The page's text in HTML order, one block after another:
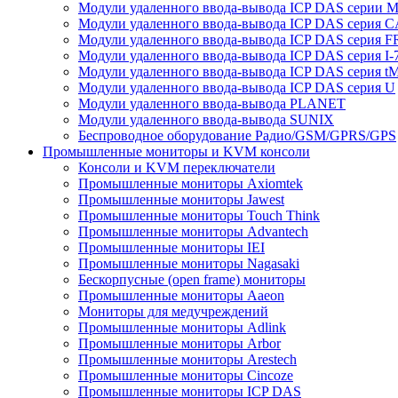
Модули удаленного ввода-вывода ICP DAS серии M
Модули удаленного ввода-вывода ICP DAS серия
Модули удаленного ввода-вывода ICP DAS серия
Модули удаленного ввода-вывода ICP DAS серия I-
Модули удаленного ввода-вывода ICP DAS серия
Модули удаленного ввода-вывода ICP DAS серия U
Модули удаленного ввода-вывода PLANET
Модули удаленного ввода-вывода SUNIX
Беспроводное оборудование Радио/GSM/GPRS/GPS
Промышленные мониторы и KVM консоли
Консоли и KVM переключатели
Промышленные мониторы Axiomtek
Промышленные мониторы Jawest
Промышленные мониторы Touch Think
Промышленные мониторы Advantech
Промышленные мониторы IEI
Промышленные мониторы Nagasaki
Бескорпусные (open frame) мониторы
Промышленные мониторы Aaeon
Мониторы для медучреждений
Промышленные мониторы Adlink
Промышленные мониторы Arbor
Промышленные мониторы Arestech
Промышленные мониторы Cincoze
Промышленные мониторы ICP DAS